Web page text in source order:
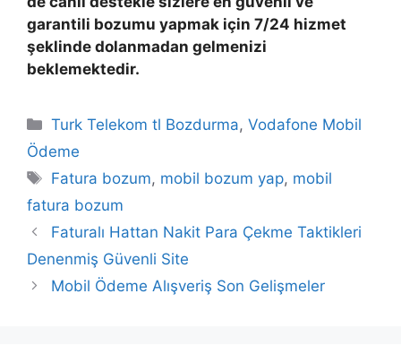
garantili bozumu yapmak için 7/24 hizmet
şeklinde dolanmadan gelmenizi
beklemektedir.
Kategoriler
Turk Telekom tl Bozdurma,Vodafone Mobil
Ödeme
Etiketler
Fatura bozum, mobil bozum yap, mobil
fatura bozum
Faturalı Hattan Nakit Para Çekme Taktikleri
Denenmiş Güvenli Site
Mobil Ödeme Alışveriş Son Gelişmeler